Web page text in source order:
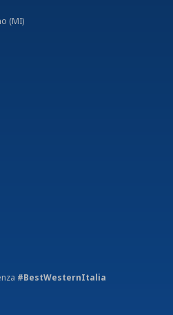
(MI)
#BestWesternItalia